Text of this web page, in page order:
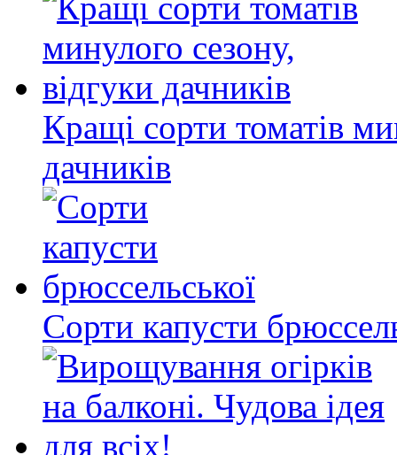
Кращі сорти томатів
дачників
Сорти капусти